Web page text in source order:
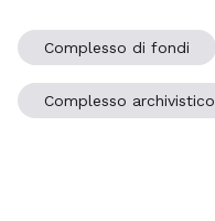
Complesso di fondi
Complesso archivistico